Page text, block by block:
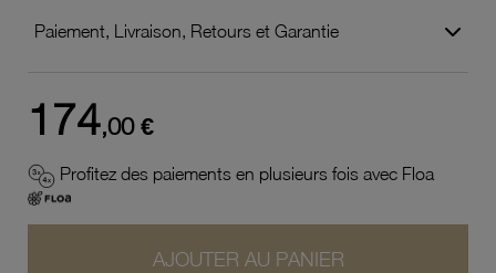
Paiement, Livraison, Retours et Garantie
174,00 €
Profitez des paiements en plusieurs fois avec Floa
AJOUTER AU PANIER